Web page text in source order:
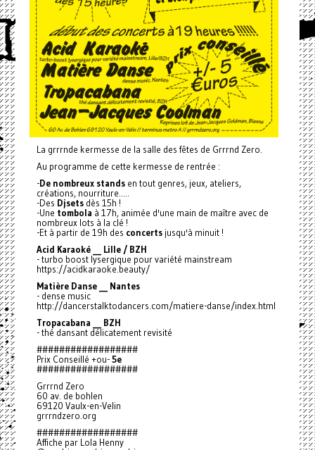
La grrrnde kermesse de la salle des fêtes de Grrrnd Zero.
Au programme de cette kermesse de rentrée :
-De nombreux standsen tout genres, jeux, ateliers,
créations, nourriture.....
-Des Djsetsdès 15h !
-Une tombola à 17h, animée d'une main de maître avec de
nombreux lots à la clé !
-Et à partir de 19h des concertsjusqu'à minuit !
Acid Karaoké __ Lille / BZH
- turbo boost lysergique pour variété mainstream
https://acidkaraoke.beauty/
Matière Danse __ Nantes
- dense music
http://dancerstalktodancers.com/matiere-danse/index.html
Tropacabana __ BZH
- thé dansant délicatement revisité
##################
Prix Conseillé +ou-5e
##################
Grrrnd Zero
60 av. de bohlen
69120 Vaulx-en-Velin
grrrndzero.org
##################
Affiche par Lola Henny